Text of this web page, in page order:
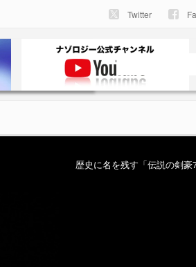
Twitter
歴史に名を残す「伝説の剣豪